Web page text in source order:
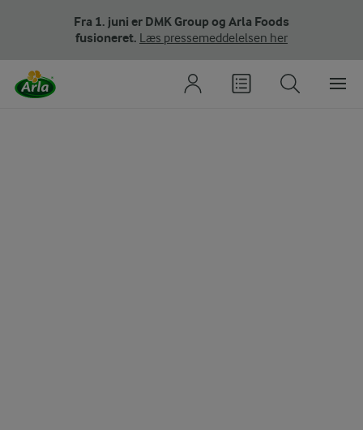
Fra 1. juni er DMK Group og Arla Foods
fusioneret. Læs pressemeddelelsen her